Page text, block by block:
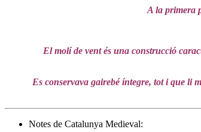
A la primera
El molí de vent és una construcció
Es conservava gairebé íntegre, tot i que li
Notes de Catalunya Medieval: